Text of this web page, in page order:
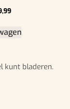
kunt bladeren.